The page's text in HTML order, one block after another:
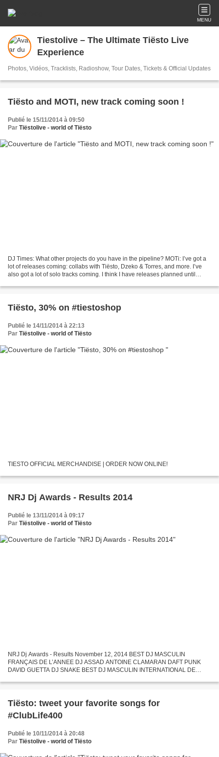
MENU
Tiestolive – The Ultimate Tiësto Live
Experience
Photos, Vidéos, Tracklists, Radioshow, Tour Dates, Tickets & Official Updates
Tiësto and MOTI, new track coming soon !
Publié le 15/11/2014 à 09:50
Par Tiëstolive - world of Tiësto
DJ Times: What other projects do you have in the pipeline? MOTi: I’ve got a
lot of releases coming: collabs with Tiësto, Dzeko & Torres, and more. I’ve
also got a lot of solo tracks coming. I think I have releases planned until
Tiësto, 30% on #tiestoshop
Publié le 14/11/2014 à 22:13
Par Tiëstolive - world of Tiësto
TIESTO OFFICIAL MERCHANDISE | ORDER NOW ONLINE!
NRJ Dj Awards - Results 2014
Publié le 13/11/2014 à 09:17
Par Tiëstolive - world of Tiësto
NRJ Dj Awards - Results November 12, 2014 BEST DJ MASCULIN
FRANÇAIS DE L’ANNEE DJ ASSAD ANTOINE CLAMARAN DAFT PUNK
DAVID GUETTA DJ SNAKE BEST DJ MASCULIN INTERNATIONAL DE
HARRIS TIËSTO ARMIN VAN...
Tiësto: tweet your favorite songs for
#ClubLife400
Publié le 10/11/2014 à 20:48
Par Tiëstolive - world of Tiësto